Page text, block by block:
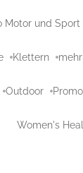
Motor und Sport
Klettern
Outdoor
Women's